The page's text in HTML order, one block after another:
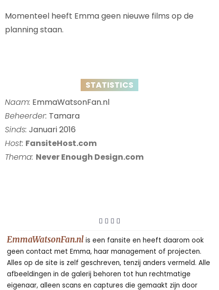
Momenteel heeft Emma geen nieuwe films op de
planning staan.
STATISTICS
Naam: EmmaWatsonFan.nl
Beheerder: Tamara
Sinds: Januari 2016
Host: FansiteHost.com
Thema: Never Enough Design.com
EmmaWatsonFan.nl is een fansite en heeft daarom ook
geen contact met Emma, haar management of projecten.
Alles op de site is zelf geschreven, tenzij anders vermeld. Alle
afbeeldingen in de galerij behoren tot hun rechtmatige
eigenaar, alleen scans en captures die gemaakt zijn door